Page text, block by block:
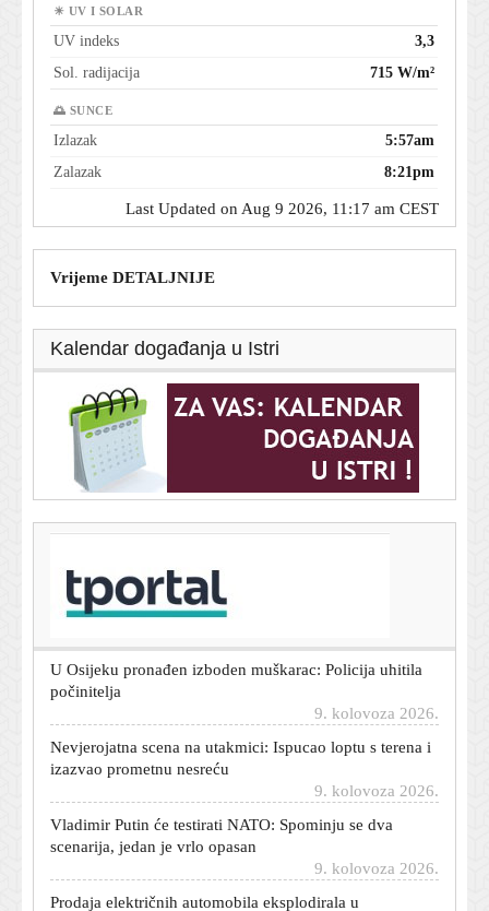
☀ UV I SOLAR
UV indeks
3,3
Sol. radijacija
715 W/m²
🌅 SUNCE
Izlazak
5:57am
Zalazak
8:21pm
Last Updated on Aug 9 2026, 11:17 am CEST
Vrijeme DETALJNIJE
Kalendar događanja u Istri
T-portal.hr
Pulska noć za pamćenje: Severina priredila spektakl u
rasprodanom amfiteatru
počinitelja
Nevjerojatna scena na utakmici: Ispucao loptu s terena i
izazvao prometnu nesreću
Vladimir Putin će testirati NATO: Spominju se dva
scenarija, jedan je vrlo opasan
Prodaja električnih automobila eksplodirala u
Njemačkoj: Jedan kineski proizvođač raste 365 posto